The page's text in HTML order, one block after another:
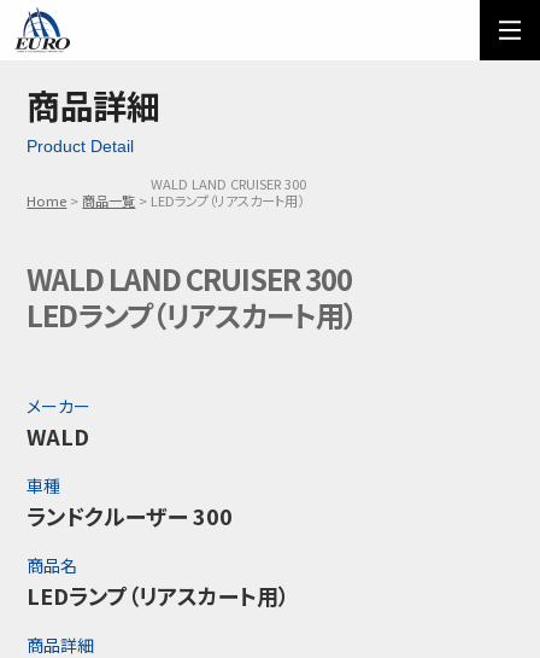
ご利用方法
メール問い合わせ
03-5674-7742
商品詳細
Product Detail
Home 商品一覧
WALD LAND CRUISER 300
LEDランプ（リアスカート用）
WALD LAND CRUISER 300
LEDランプ（リアスカート用）
メーカー
WALD
車種
ランドクルーザー 300
商品名
LEDランプ（リアスカート用）
商品詳細